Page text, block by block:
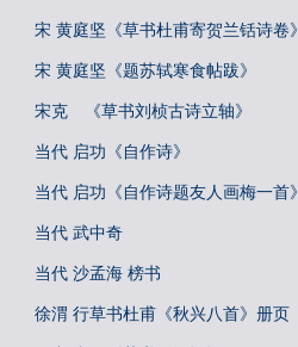
宋 黄庭坚《草书杜甫寄贺兰铦诗卷》
宋 黄庭坚《题苏轼寒食帖跋》
宋克 《草书刘桢古诗立轴》
当代 启功《自作诗》
当代 启功《自作诗题友人画梅一首》
当代 武中奇
当代 沙孟海 榜书
徐渭 行草书杜甫《秋兴八首》册页